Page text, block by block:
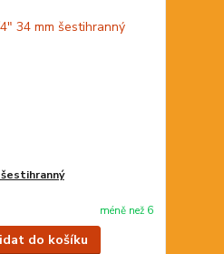
méně než 6
do košíku